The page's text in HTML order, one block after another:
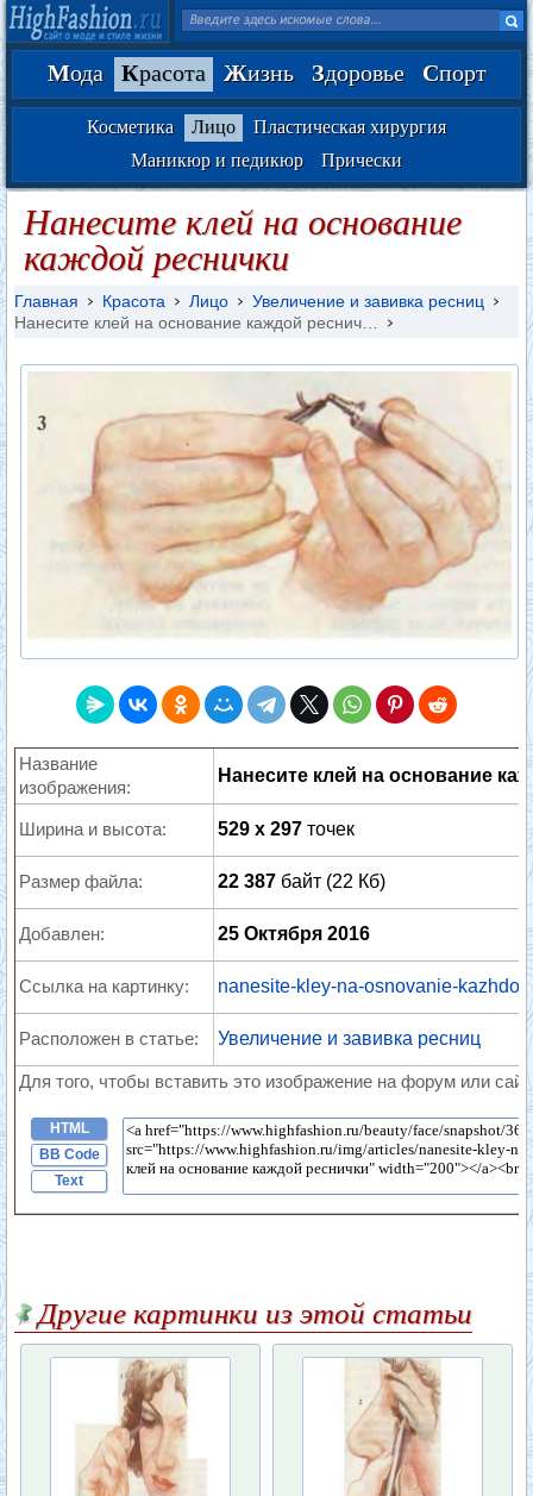
Мода Красота Жизнь Здоровье Спорт
Косметика Лицо
Пластическая хирургия
Маникюр и педикюр
Прически
Нанесите клей на основание
каждой реснички
Главная Красота Лицо
Увеличение и завивка ресниц
Нанесите клей на основание каждой реснич…
Название
изображения:
Нанесите клей на основание
Ширина и высота: 529 x 297 точек
Размер файла: 22 387 байт (22 Кб)
Добавлен: 25 Октября 2016
Ссылка на картинку: nanesite-kley-na-osnovanie-
Расположен в статье: Увеличение и завивка ресниц
Для того, чтобы вставить это изображение на форум или
HTML
BB Code
Text
Другие картинки из этой статьи